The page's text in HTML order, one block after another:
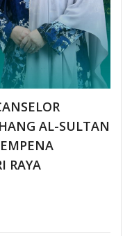
AL-SULTAN
RAYA